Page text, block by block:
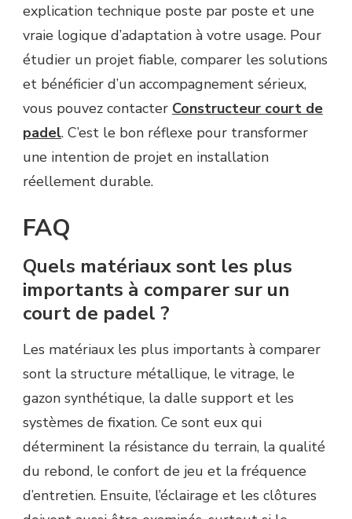
explication technique poste par poste et une
vraie logique d’adaptation à votre usage. Pour
étudier un projet fiable, comparer les solutions
et bénéficier d’un accompagnement sérieux,
vous pouvez contacter Constructeur court de
padel. C’est le bon réflexe pour transformer
une intention de projet en installation
réellement durable.
FAQ
Quels matériaux sont les plus
importants à comparer sur un
court de padel ?
Les matériaux les plus importants à comparer
sont la structure métallique, le vitrage, le
gazon synthétique, la dalle support et les
systèmes de fixation. Ce sont eux qui
déterminent la résistance du terrain, la qualité
du rebond, le confort de jeu et la fréquence
d’entretien. Ensuite, l’éclairage et les clôtures